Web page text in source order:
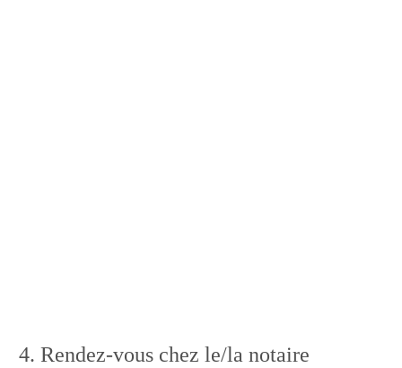
4. Rendez-vous chez le/la notaire